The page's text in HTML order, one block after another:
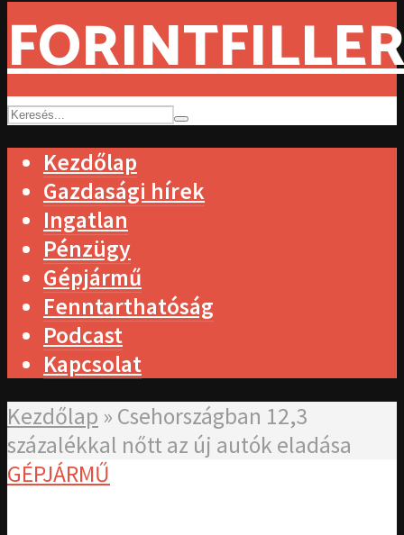
Kezdőlap
Gazdasági hírek
Ingatlan
Pénzügy
Gépjármű
Fenntarthatóság
Podcast
Kapcsolat
Kezdőlap » Csehországban 12,3
százalékkal nőtt az új autók eladása
GÉPJÁRMŰ